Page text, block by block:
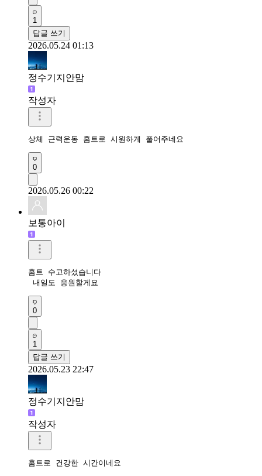
1
답글 쓰기
2026.05.24 01:13
정수기지안맘
작성자
상체 근력운동 홈트로 시원하게 풀어주네요
0
2026.05.26 00:22
보통아이
홈트 수고하셨습니다
내일도 응원할게요
0
1
답글 쓰기
2026.05.23 22:47
정수기지안맘
작성자
홈트로 건강한 시간이네요